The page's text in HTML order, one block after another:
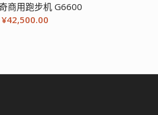
商用跑步机 G6600
¥42,500.00